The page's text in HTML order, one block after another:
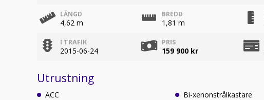
LÄNGD
4,62 m
BREDD
1,81 m
I TRAFIK
2015-06-24
PRIS
159 900 kr
Utrustning
ACC
Bi-xenonstrålkastare